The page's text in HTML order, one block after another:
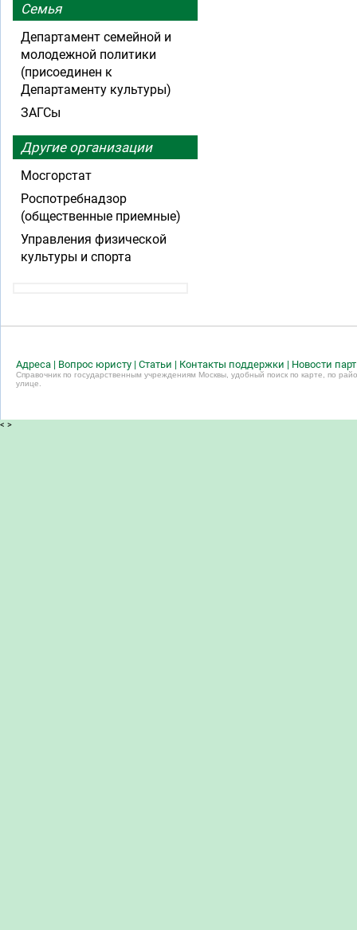
Семья
Департамент семейной и
молодежной политики
(присоединен к
Департаменту культуры)
ЗАГСы
Другие организации
Мосгорстат
Роспотребнадзор
(общественные приемные)
Управления физической
культуры и спорта
Адреса | Вопрос юристу | Статьи | Контакты поддержки | Новости
Справочник по государственным учреждениям Москвы, удобный поиск по карте, по
улице.
< >